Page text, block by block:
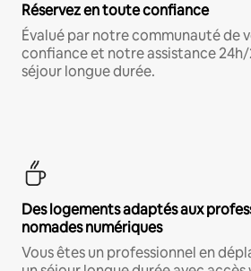
Réservez en toute confiance
Évalué par notre communauté de
confiance et notre assistance
séjour longue durée.
Des logements adaptés aux
nomades numériques
Vous êtes un professionnel en